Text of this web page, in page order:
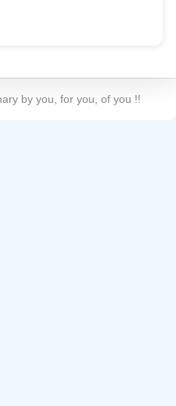
by you, for you, of you !!